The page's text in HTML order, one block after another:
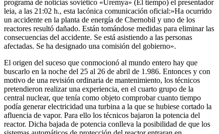
programa de noticias soviético «Uremya» (El tiempo) el presentador
leia, a las 21:02 h., esta lacónica comunicación oficial:»Ha ocurrido
un accidente en la planta de energía de Chernobil y uno de los
reactores resultó dañado. Están tomándose medidas para eliminar las
consecuencias del accidente. Se está asistiendo a las personas
afectadas. Se ha designado una comisión del gobierno».
El origen del suceso que conmocionó al mundo entero hay que
buscarlo en la noche del 25 al 26 de abril de 1.986. Entonces y con
motivo de una revisión ordinaria de mantenimiento, los técnicos
pretendieron realizar una experiencia, en el cuarto grupo de la
central nuclear, que tenía como objeto comprobar cuanto tiempo
podía generar electricidad una turbina a la que se hubiese cortado la
afluencia de vapor. Para ello los técnicos bajaron la potencia del
reactor. Dicha bajada de potencia conlleva la posibilidad de que los